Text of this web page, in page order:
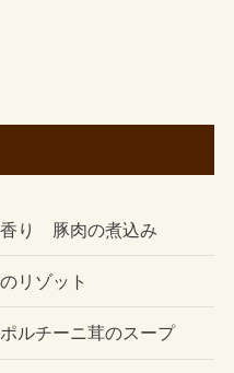
香り 豚肉の煮込み
リゾット
ルチーニ茸のスープ